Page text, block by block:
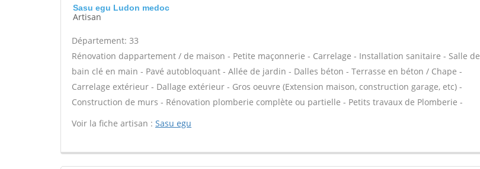
Sasu egu Ludon medoc
Artisan
Département: 33
Rénovation dappartement / de maison - Petite maçonnerie - Carrelage - Installation sanitaire - Salle de
bain clé en main - Pavé autobloquant - Allée de jardin - Dalles béton - Terrasse en béton / Chape -
Carrelage extérieur - Dallage extérieur - Gros oeuvre (Extension maison, construction garage, etc) -
Construction de murs - Rénovation plomberie complète ou partielle - Petits travaux de Plomberie -
Voir la fiche artisan : Sasu egu